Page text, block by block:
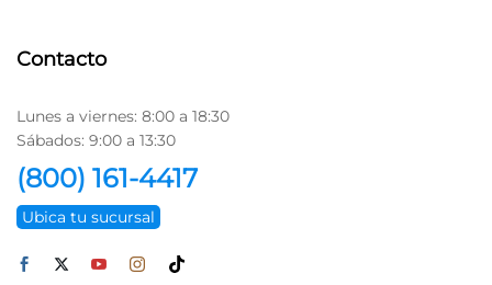
Contacto
Lunes a viernes: 8:00 a 18:30
Sábados: 9:00 a 13:30
(800) 161-4417
Ubica tu sucursal